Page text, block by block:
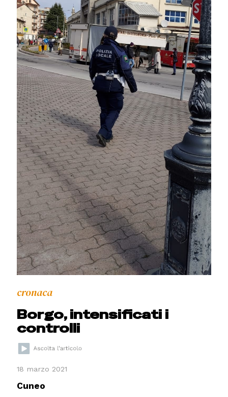
cronaca
Borgo, intensificati i
controlli
18 marzo 2021
Cuneo